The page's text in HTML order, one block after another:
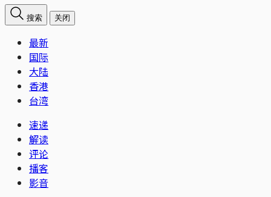
搜索 关闭
最新
国际
大陆
香港
台湾
速递
解读
评论
播客
影音